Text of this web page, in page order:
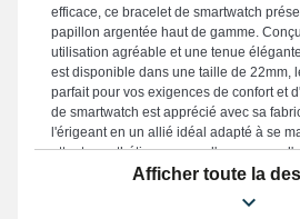
efficace, ce bracelet de smartwatch
papillon argentée haut de gamme.
utilisation agréable et une tenue
est disponible dans une taille de 22mm,
parfait pour vos exigences de confort et
de smartwatch est apprécié avec sa
l'érigeant en un allié idéal adapté à se
attentes esthétiques, avec l'assurance
votre montre. La couleur argentée et
Afficher toute la